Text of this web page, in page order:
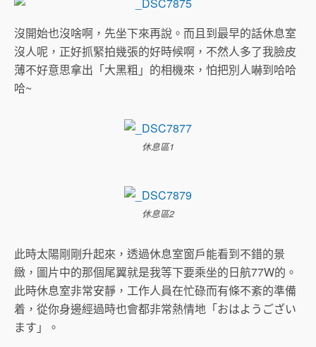
沒開始也沒啥啊，先坐下來再說。而且到最早的話休息室
沒人呢，正好抓緊拍幾張的好時候啊，不然人多了我臉皮
薄不好意思拿出「大黑粗」的相機來，怕把別人嚇到哈哈
哈~
休息區1
休息區2
此時太陽剛剛升起來，透過休息室窗戶能看到不錯的景
緻，圖片中的那個尾翼就是我等下要乘坐的日航77W的。
此時休息室非常安靜，工作人員在忙碌而有條不紊的準備
着，從你身邊經過時也會都非常熱情地「おはようござい
ます」。